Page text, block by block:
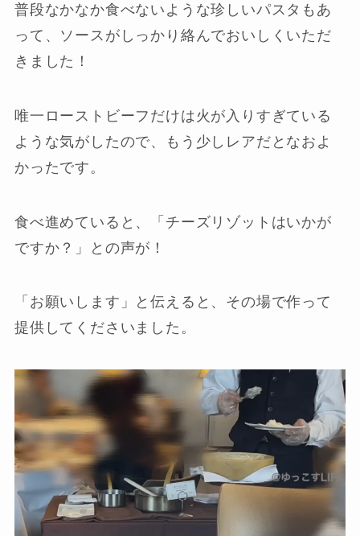
普段なかなか食べないような珍しいパスタもあ
って、ソースがしっかり絡んでおいしくいただ
きました！
唯一ローストビーフだけは火が入りすぎている
ような気がしたので、もう少しレアだとなおよ
かったです。
食べ進めていると、「チーズリゾットはいかが
ですか？」との声が！
「お願いします」と伝えると、その場で作って
提供してくださいました。